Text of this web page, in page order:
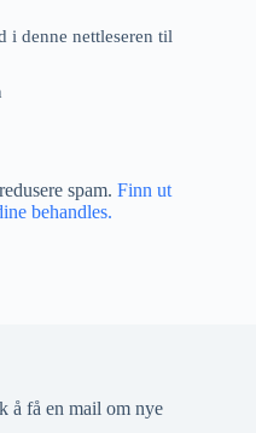
i denne nettleseren til
spam. Finn ut
behandles.
å få en mail om nye